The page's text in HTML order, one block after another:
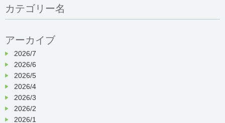
カテゴリー名
アーカイブ
2026/7
2026/6
2026/5
2026/4
2026/3
2026/2
2026/1